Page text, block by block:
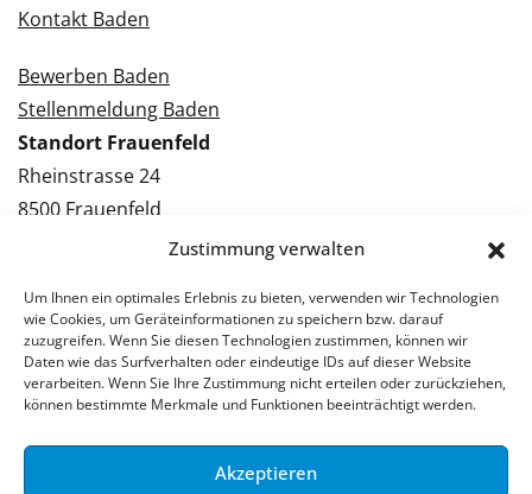
Zustimmung verwalten
Um Ihnen ein optimales Erlebnis zu bieten, verwenden wir Technologien
wie Cookies, um Geräteinformationen zu speichern bzw. darauf
zuzugreifen. Wenn Sie diesen Technologien zustimmen, können wir
Daten wie das Surfverhalten oder eindeutige IDs auf dieser Website
verarbeiten. Wenn Sie Ihre Zustimmung nicht erteilen oder zurückziehen,
können bestimmte Merkmale und Funktionen beeinträchtigt werden.
Akzeptieren
Kontakt Baden
Bewerben Baden
Stellenmeldung Baden
Standort Frauenfeld
Rheinstrasse 24
8500 Frauenfeld
Tel.: 052 224 09 09
Bewerben Frauenfeld
Stellenmeldung Frauenfeld
© 2026 Stellenpartner AG